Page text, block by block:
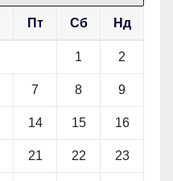
Пт Сб Нд
1 2
7 8 9
14 15 16
21 22 23